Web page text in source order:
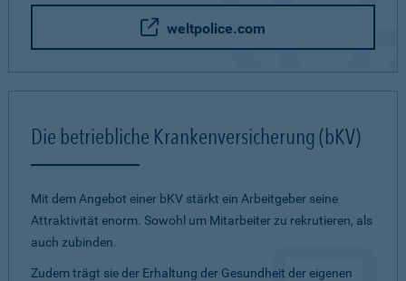
weltpolice.com
Die betriebliche Krankenversicherung (bKV)
Mit dem Angebot einer bKV stärkt ein Arbeitgeber seine
Attraktivität enorm. Sowohl um Mitarbeiter zu rekrutieren, als
auch zubinden.
Zudem trägt sie der Erhaltung der Gesundheit der eigenen